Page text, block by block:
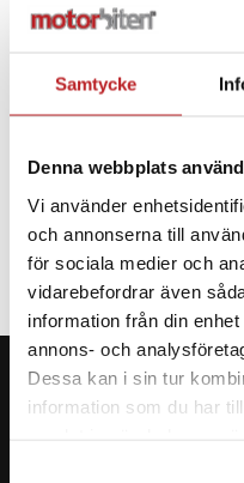
Samtycke
Denna webbplats
Vi använder
och annonserna till
för sociala medier och
vidarebefordrar även
information från din
annons- och
Dessa kan i sin tur
information som du har
- +
SPECIFIKATION